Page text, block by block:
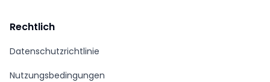
Rechtlich
Datenschutzrichtlinie
Nutzungsbedingungen